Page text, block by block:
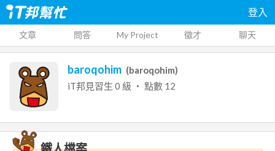
登入
文章 問答 My Project 徵才 聊天
baroqohim (baroqohim)
iT邦見習生 0 級 ‧ 點數 12